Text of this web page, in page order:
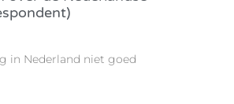
in Nederland niet goed